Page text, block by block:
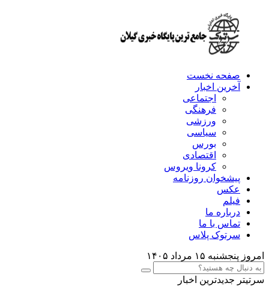
صفحه نخست
آخرین اخبار
اجتماعی
فرهنگی
ورزشی
سیاسی
بورس
اقتصادی
کرونا ویروس
پیشخوان روزنامه
عکس
فیلم
درباره ما
تماس با ما
سرتوک پلاس
امروز پنجشنبه ۱۵ مرداد ۱۴۰۵
سرتیتر جدیدترین اخبار